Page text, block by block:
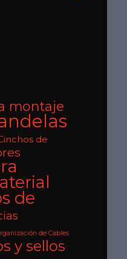
montaje
de
de
de Cables
y sellos